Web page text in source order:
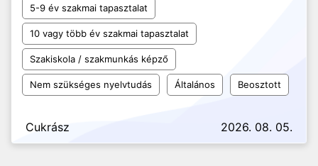
5-9 év szakmai tapasztalat
10 vagy több év szakmai tapasztalat
Szakiskola / szakmunkás képző
Nem szükséges nyelvtudás Általános Beosztott
Cukrász 2026. 08. 05.